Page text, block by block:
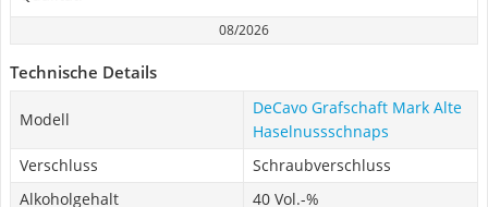
08/2026
Technische Details
Modell
DeCavo Grafschaft Mark Alte
Haselnussschnaps
Verschluss
Schraubverschluss
Alkoholgehalt
40 Vol.-%